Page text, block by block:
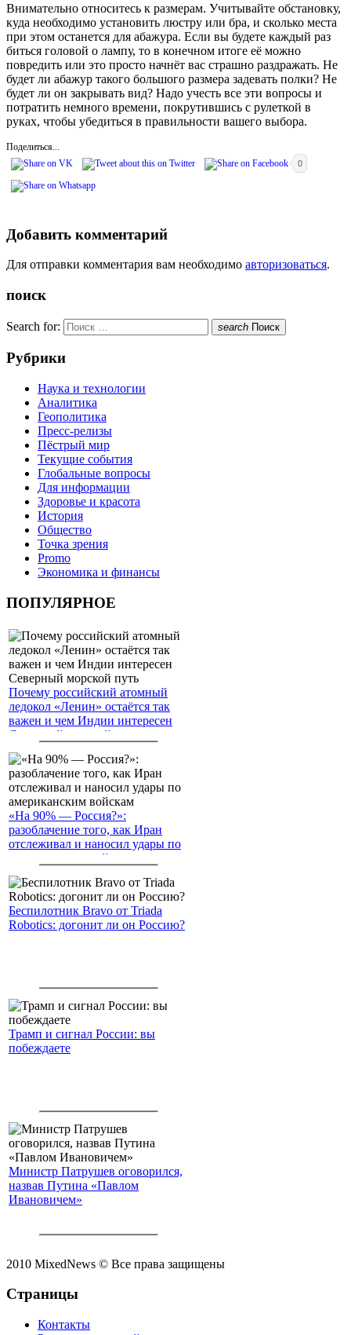
Внимательно относитесь к размерам. Учитывайте обстановку,
куда необходимо установить люстру или бра, и сколько места
при этом останется для абажура. Если вы будете каждый раз
биться головой о лампу, то в конечном итоге её можно
повредить или это просто начнёт вас страшно раздражать. Не
будет ли абажур такого большого размера задевать полки? Не
будет ли он закрывать вид? Надо учесть все эти вопросы и
потратить немного времени, покрутившись с рулеткой в
руках, чтобы убедиться в правильности вашего выбора.
Поделиться...
0
Добавить комментарий
Для отправки комментария вам необходимо авторизоваться.
поиск
Search for: search Поиск
Рубрики
Наука и технологии
Аналитика
Геополитика
Пресс-релизы
Пёстрый мир
Текущие события
Глобальные вопросы
Для информации
Здоровье и красота
История
Общество
Точка зрения
Promo
Экономика и финансы
ПОПУЛЯРНОЕ
Почему российский атомный
ледокол «Ленин» остаётся так
важен и чем Индии интересен
Северный морской путь
«На 90% — Россия?»:
разоблачение того, как Иран
отслеживал и наносил удары по
американским войскам
Беспилотник Bravo от Triada
Robotics: догонит ли он Россию?
Трамп и сигнал России: вы
побеждаете
Министр Патрушев оговорился,
назвав Путина «Павлом
Ивановичем»
2010 MixedNews © Все права защищены
Страницы
Контакты